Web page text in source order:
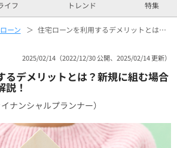
イフ トレンド 特集
ーン 住宅ローンを利用するデメリットとは？新規に組む場合と借換えに関して解説！
2025/02/14（2022/12/30 公開、2025/02/14 更新）
るデメリットとは？新規に組む場合
説！
ナンシャルプランナー）